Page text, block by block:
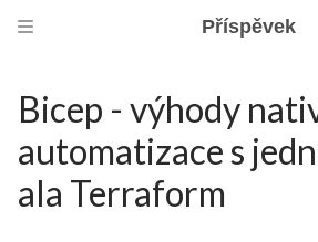
Příspěvek
Bicep - výhody
automatizace s
ala Terraform